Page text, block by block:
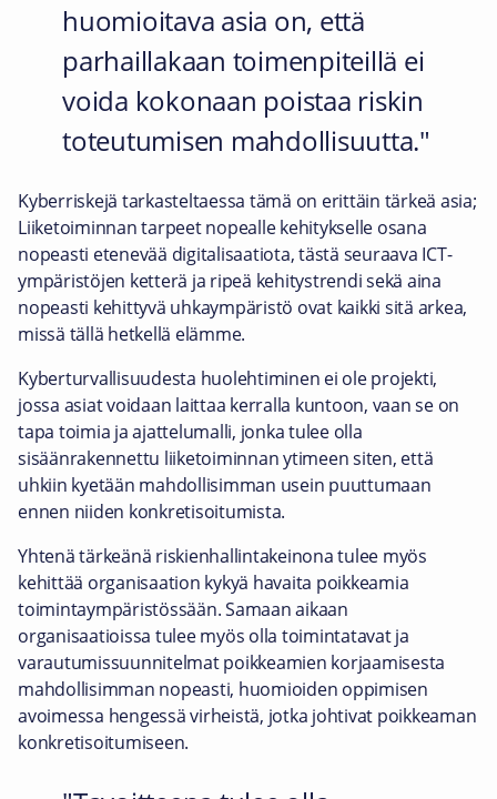
huomioitava asia on, että
parhaillakaan toimenpiteillä ei
voida kokonaan poistaa riskin
toteutumisen mahdollisuutta.
Kyberriskejä tarkasteltaessa tämä on erittäin tärkeä asia;
Liiketoiminnan tarpeet nopealle kehitykselle osana
nopeasti etenevää digitalisaatiota, tästä seuraava ICT-
ympäristöjen ketterä ja ripeä kehitystrendi sekä aina
nopeasti kehittyvä uhkaympäristö ovat kaikki sitä arkea,
missä tällä hetkellä elämme.
Kyberturvallisuudesta huolehtiminen ei ole projekti,
jossa asiat voidaan laittaa kerralla kuntoon, vaan se on
tapa toimia ja ajattelumalli, jonka tulee olla
sisäänrakennettu liiketoiminnan ytimeen siten, että
uhkiin kyetään mahdollisimman usein puuttumaan
ennen niiden konkretisoitumista.
Yhtenä tärkeänä riskienhallintakeinona tulee myös
kehittää organisaation kykyä havaita poikkeamia
toimintaympäristössään. Samaan aikaan
organisaatioissa tulee myös olla toimintatavat ja
varautumissuunnitelmat poikkeamien korjaamisesta
mahdollisimman nopeasti, huomioiden oppimisen
avoimessa hengessä virheistä, jotka johtivat poikkeaman
konkretisoitumiseen.